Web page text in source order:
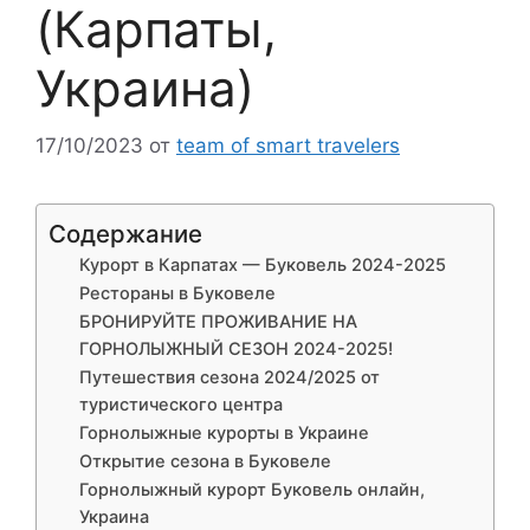
(Карпаты,
Украина)
17/10/2023 от team of smart travelers
Содержание
Курорт в Карпатах — Буковель 2024-2025
Рестораны в Буковеле
БРОНИРУЙТЕ ПРОЖИВАНИЕ НА
ГОРНОЛЫЖНЫЙ СЕЗОН 2024-2025!
Путешествия сезона 2024/2025 от
туристического центра
Горнолыжные курорты в Украине
Открытие сезона в Буковеле
Горнолыжный курорт Буковель онлайн,
Украина